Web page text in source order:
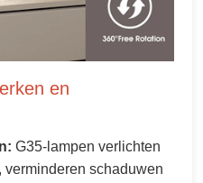
en
G35-lampen verlichten
schaduwen